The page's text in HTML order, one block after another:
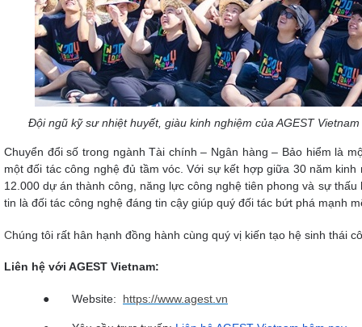
Đội ngũ kỹ sư nhiệt huyết, giàu kinh nghiệm của AGEST
Chuyển đổi số trong ngành Tài chính – Ngân hàng – Bảo hiểm là
một đối tác công nghệ đủ tầm vóc. Với sự kết hợp giữa 30 năm
12.000 dự án thành công, năng lực công nghệ tiên phong và sự
tin là đối tác công nghệ đáng tin cậy giúp quý đối tác bứt phá mạnh
Chúng tôi rất hân hạnh đồng hành cùng quý vị kiến tạo hệ sinh thái
Liên hệ với AGEST Vietnam:
● Website: https://www.agest.vn